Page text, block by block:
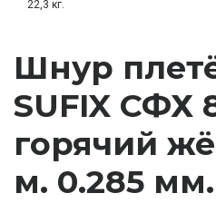
22,3 кг.
Шнур
SUFIX СФХ
горячий
м. 0.285 мм.